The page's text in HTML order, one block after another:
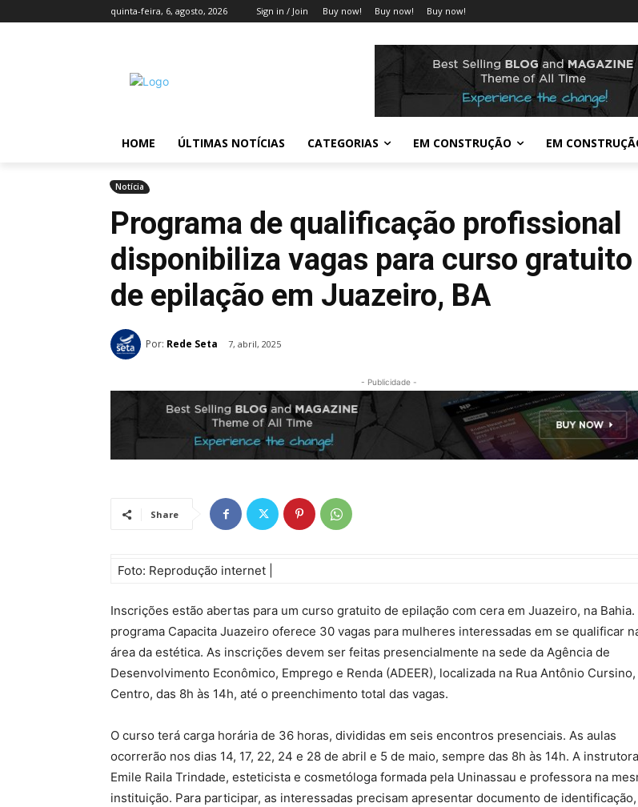
quinta-feira, 6, agosto, 2026 Sign in / Join Buy now! Buy now! Buy now!
HOME ÚLTIMAS NOTÍCIAS CATEGORIAS EM CONSTRUÇÃO EM
Notícia
Programa de qualificação profissional
disponibiliza vagas para curso gratuito
de epilação em Juazeiro, BA
Por: Rede Seta 7, abril, 2025
- Publicidade -
Share
Foto: Reprodução internet |
Inscrições estão abertas para um curso gratuito de epilação com cera em Juazeiro, na Bahia.
programa Capacita Juazeiro oferece 30 vagas para mulheres interessadas em se qualificar
área da estética. As inscrições devem ser feitas presencialmente na sede da Agência de
Desenvolvimento Econômico, Emprego e Renda (ADEER), localizada na Rua Antônio Cursino,
Centro, das 8h às 14h, até o preenchimento total das vagas.
O curso terá carga horária de 36 horas, divididas em seis encontros presenciais. As aulas
ocorrerão nos dias 14, 17, 22, 24 e 28 de abril e 5 de maio, sempre das 8h às 14h. A
Emile Raila Trindade, esteticista e cosmetóloga formada pela Uninassau e professora na
instituição. Para participar, as interessadas precisam apresentar documento de identificação,